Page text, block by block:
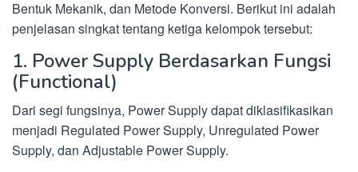
Bentuk Mekanik, dan Metode Konversi. Berikut ini adalah
penjelasan singkat tentang ketiga kelompok tersebut:
1. Power Supply Berdasarkan Fungsi
(Functional)
Dari segi fungsinya, Power Supply dapat diklasifikasikan
menjadi Regulated Power Supply, Unregulated Power
Supply, dan Adjustable Power Supply.